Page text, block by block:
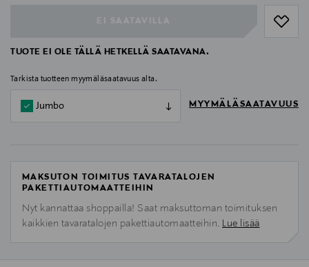
TUOTE EI OLE TÄLLÄ HETKELLÄ SAATAVANA.
Tarkista tuotteen myymäläsaatavuus alta.
Jumbo MYYMÄLÄSAATAVUUS
MAKSUTON TOIMITUS TAVARATALOJEN
PAKETTIAUTOMAATTEIHIN
Nyt kannattaa shoppailla! Saat maksuttoman toimituksen
kaikkien tavaratalojen pakettiautomaatteihin. Lue lisää